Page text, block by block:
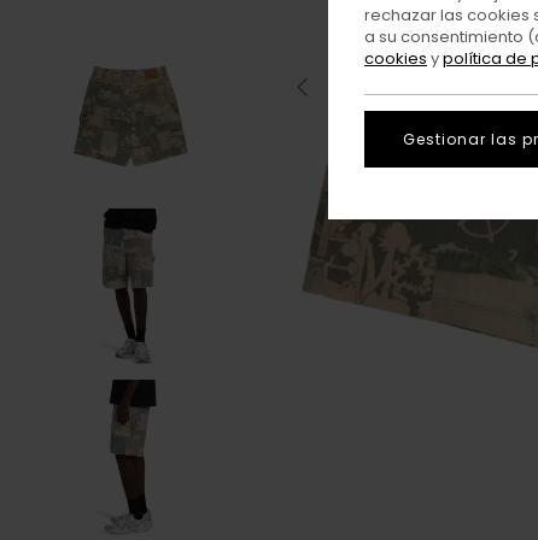
rechazar las cookies
a su consentimiento
cookies ypolítica de
Gestionar las